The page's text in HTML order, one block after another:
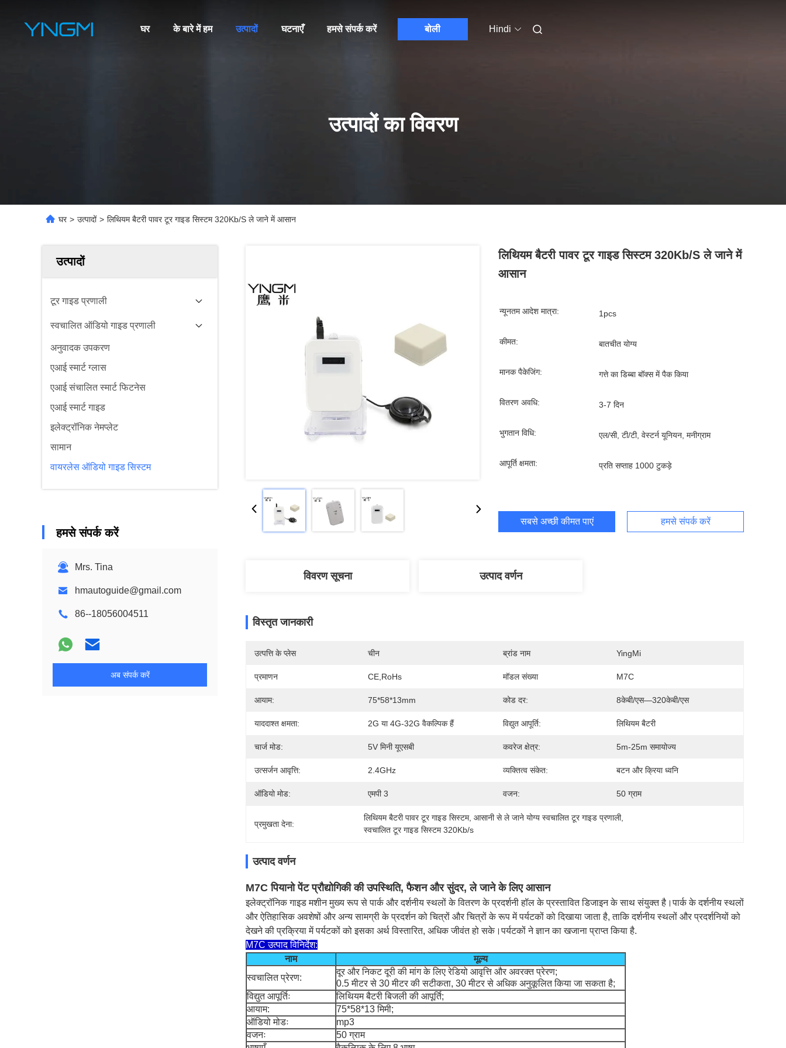
घर के बारे में हम उत्पादों घटनाएँ हमसे संपर्क करें बोली Hindi
उत्पादों का विवरण
घर > उत्पादों > लिथियम बैटरी पावर टूर गाइड सिस्टम 320Kb/S ले जाने में आसान
उत्पादों
टूर गाइड प्रणाली
स्वचालित ऑडियो गाइड प्रणाली
अनुवादक उपकरण
एआई स्मार्ट ग्लास
एआई संचालित स्मार्ट फिटनेस
एआई स्मार्ट गाइड
इलेक्ट्रॉनिक नेमप्लेट
सामान
वायरलेस ऑडियो गाइड सिस्टम
हमसे संपर्क करें
Mrs. Tina
hmautoguide@gmail.com
86--18056004511
अब संपर्क करें
लिथियम बैटरी पावर टूर गाइड सिस्टम 320Kb/S ले जाने में
आसान
न्यूनतम आदेश मात्रा: 1pcs
कीमत: बातचीत योग्य
मानक पैकेजिंग: गत्ते का डिब्बा बॉक्स में पैक किया
वितरण अवधि: 3-7 दिन
भुगतान विधि: एल/सी, टी/टी, वेस्टर्न यूनियन, मनीग्राम
आपूर्ति क्षमता: प्रति सप्ताह 1000 टुकड़े
सबसे अच्छी कीमत पाएं हमसे संपर्क करें
विवरण सूचना उत्पाद वर्णन
विस्तृत जानकारी
उत्पत्ति के प्लेस चीन ब्रांड नाम YingMi
प्रमाणन CE,RoHs मॉडल संख्या M7C
आयाम: 75*58*13mm कोड दर: 8केबी/एस—320केबी/एस
याददाश्त क्षमता: 2G या 4G-32G वैकल्पिक हैं विद्युत आपूर्ति: लिथियम बैटरी
चार्ज मोड: 5V मिनी यूएसबी कवरेज क्षेत्र: 5m-25m समायोज्य
उत्सर्जन आवृत्ति: 2.4GHz व्यक्तित्व संकेत: बटन और क्रिया ध्वनि
ऑडियो मोड: एमपी 3 वजन: 50 ग्राम
प्रमुखता देना:
लिथियम बैटरी पावर टूर गाइड सिस्टम, आसानी से ले जाने योग्य स्वचालित टूर गाइड प्रणाली,
स्वचालित टूर गाइड सिस्टम 320Kb/s
उत्पाद वर्णन
M7C पियानो पेंट प्रौद्योगिकी की उपस्थिति, फैशन और सुंदर, ले जाने के लिए आसान
इलेक्ट्रॉनिक गाइड मशीन मुख्य रूप से पार्क और दर्शनीय स्थलों के वितरण के प्रदर्शनी हॉल के प्रस्तावित डिजाइन के साथ संयुक्त है।पार्क के दर्शनीय स्थलों
और ऐतिहासिक अवशेषों और अन्य सामग्री के प्रदर्शन को चित्रों और चित्रों के रूप में पर्यटकों को दिखाया जाता है, ताकि दर्शनीय स्थलों और प्रदर्शनियों को
देखने की प्रक्रिया में पर्यटकों को इसका अर्थ विस्तारित, अधिक जीवंत हो सके।पर्यटकों ने ज्ञान का खजाना प्राप्त किया है.
M7C उत्पाद विनिर्देश:
नाम
मूल्य
स्वचालित प्रेरण:
दूर और निकट दूरी की मांग के लिए रेडियो आवृत्ति और अवरक्त प्रेरण;
0.5 मीटर से 30 मीटर की सटीकता, 30 मीटर से अधिक अनुकूलित किया जा सकता है;
विद्युत आपूर्तिः
लिथियम बैटरी बिजली की आपूर्ति;
आयाम:
75*58*13 मिमी;
ऑडियो मोडः
mp3
वजनः
50 ग्राम